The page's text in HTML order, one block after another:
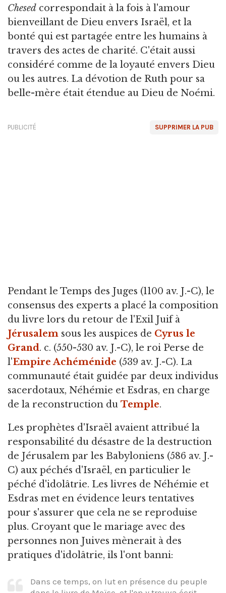
Chesed correspondait à la fois à l'amour
bienveillant de Dieu envers Israël, et la
bonté qui est partagée entre les humains à
travers des actes de charité. C'était aussi
considéré comme de la loyauté envers Dieu
ou les autres. La dévotion de Ruth pour sa
belle-mère était étendue au Dieu de Noémi.
SUPPRIMER LA PUB
PUBLICITÉ
Pendant le Temps des Juges (1100 av. J.-C), le
consensus des experts a placé la composition
du livre lors du retour de l'Exil Juif à
Jérusalem sous les auspices de Cyrus le
Grand. c. (550-530 av. J.-C), le roi Perse de
l'Empire Achéménide (539 av. J.-C). La
communauté était guidée par deux individus
sacerdotaux, Néhémie et Esdras, en charge
de la reconstruction du Temple.
Les prophètes d'Israël avaient attribué la
responsabilité du désastre de la destruction
de Jérusalem par les Babyloniens (586 av. J.-
C) aux péchés d'Israël, en particulier le
péché d'idolâtrie. Les livres de Néhémie et
Esdras met en évidence leurs tentatives
pour s'assurer que cela ne se reproduise
plus. Croyant que le mariage avec des
personnes non Juives mènerait à des
pratiques d'idolâtrie, ils l'ont banni:
Dans ce temps, on lut en présence du peuple